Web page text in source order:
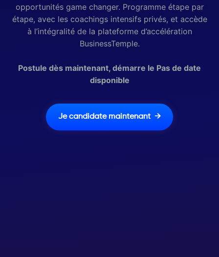
opportunités game changer. Programme étape par
étape, avec les coachings intensifs privés, et accède
à l’intégralité de la plateforme d’accélération
BusinessTemple.
Postule dès maintenant, démarre le Pas de date
disponible
Je candidate maintenant